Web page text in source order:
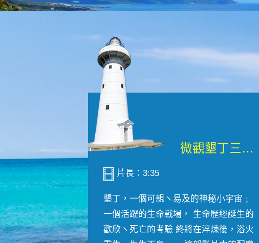
微觀墾丁三部曲 重生....
片長：3:35
墾丁，一個可親ヽ易及的神秘小宇宙﹔
一個活躍的生命戰場， 生命歷經誕生的
歡欣ヽ死亡的考驗 終將在淬煉後，浴火